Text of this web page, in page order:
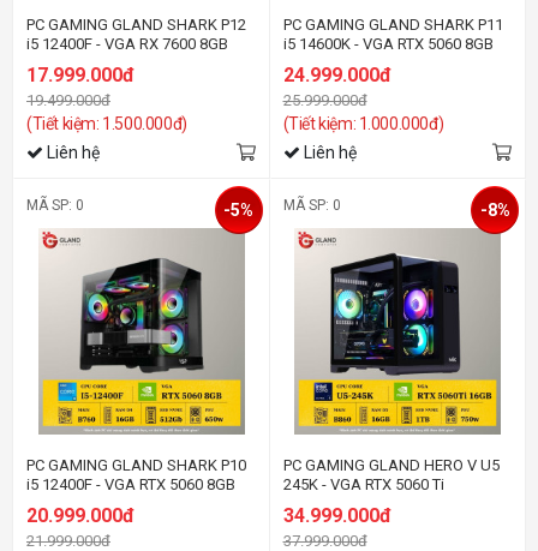
PC GAMING GLAND SHARK P12
i5 12400F - VGA RX 7600 8GB
17.999.000đ
19.499.000đ
(Tiết kiệm: 1.500.000đ)
Liên hệ
PC GAMING GLAND SHARK P11
i5 14600K - VGA RTX 5060 8GB
24.999.000đ
25.999.000đ
(Tiết kiệm: 1.000.000đ)
Liên hệ
MÃ SP: 0
PC GAMING GLAND SHARK P10
i5 12400F - VGA RTX 5060 8GB
20.999.000đ
21.999.000đ
-5% MÃ SP: 0
PC GAMING GLAND HERO V U5
245K - VGA RTX 5060 Ti
34.999.000đ
37.999.000đ
-8%